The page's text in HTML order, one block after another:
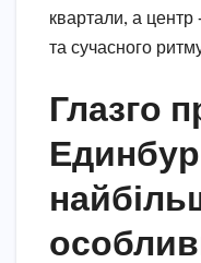
квартали, а центр
та сучасного
Глазго